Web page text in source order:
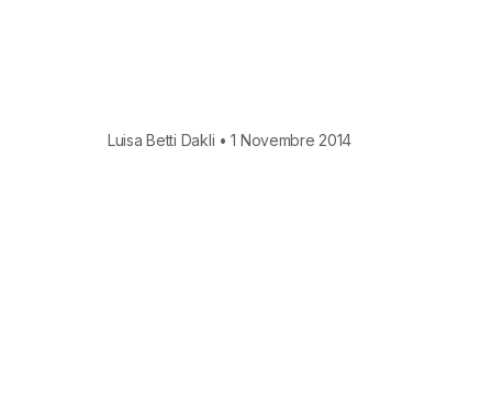
Luisa Betti Dakli • 1 Novembre 2014